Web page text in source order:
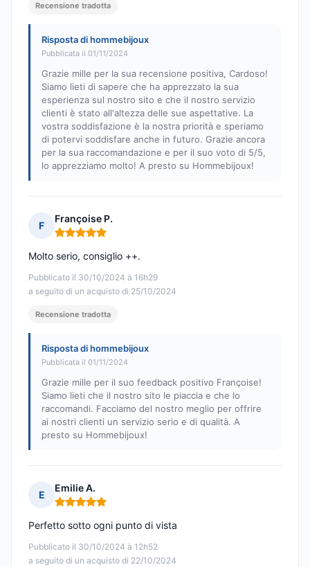
Recensione tradotta
Risposta di hommebijoux
Pubblicata il 01/11/2024
Grazie mille per la sua recensione positiva, Cardoso!
Siamo lieti di sapere che ha apprezzato la sua
esperienza sul nostro sito e che il nostro servizio
clienti è stato all'altezza delle sue aspettative. La
vostra soddisfazione è la nostra priorità e speriamo
di potervi soddisfare anche in futuro. Grazie ancora
per la sua raccomandazione e per il suo voto di 5/5,
lo apprezziamo molto! A presto su Hommebijoux!
F
Françoise P.
Nota: 5 su 5
Pubblicato il 30/10/2024 à 16h29
a seguito di un acquisto di 25/10/2024
Molto serio, consiglio ++.
Recensione tradotta
Risposta di hommebijoux
Pubblicata il 01/11/2024
Grazie mille per il suo feedback positivo Françoise!
Siamo lieti che il nostro sito le piaccia e che lo
raccomandi. Facciamo del nostro meglio per offrire
ai nostri clienti un servizio serio e di qualità. A
presto su Hommebijoux!
E
Emilie A.
Nota: 5 su 5
Pubblicato il 30/10/2024 à 12h52
a seguito di un acquisto di 22/10/2024
Perfetto sotto ogni punto di vista